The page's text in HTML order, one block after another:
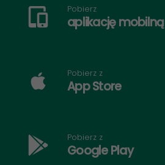
Pobierz
aplikację mobilną
Pobierz z
App Store
Pobierz z
Google Play